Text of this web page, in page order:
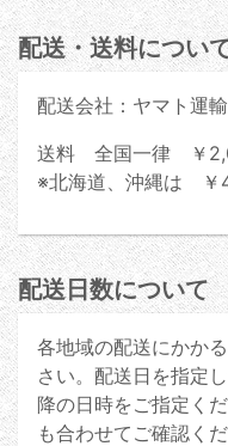
配送・送料につい
配送会社：ヤマト運輸
送料 全国一律 ￥
※北海道、沖縄は ￥
配送日数について
各地域の配送にかか
さい。配送日を指定
降の日時をご指定く
も合わせてご確認くだ